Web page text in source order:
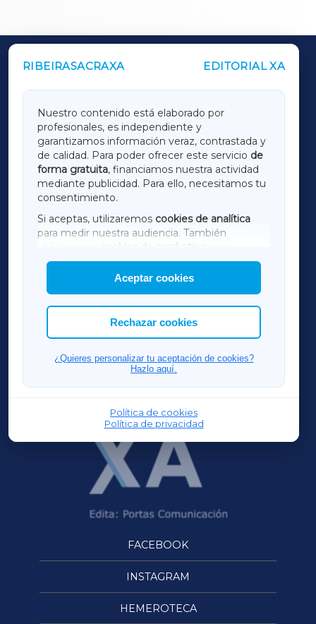
RIBEIRASACRAXA EDITORIAL XA
Nuestro contenido está elaborado por
profesionales, es independiente y
garantizamos información veraz, contrastada y
de calidad. Para poder ofrecer este servicio de
forma gratuita, financiamos nuestra actividad
mediante publicidad. Para ello, necesitamos tu
consentimiento.
Si aceptas, utilizaremos cookies de analítica
para medir nuestra audiencia. También
utilizaremos
cookies de marketing
mostrar publicidad de terceros.
Asimismo, puedes personalizar la elección de
las cookies que deseas permitir.
Aceptar cookies
Rechazar cookies
¿Quieres personalizar tu aceptación de cookies?
Hazlo aquí.
Política de cookies
Política de privacidad
OUTROS PERIÓDICOS
LUGOXA
TERRACHAXA
AMARIÑAXA
RIBEIRASACRAXA
ACORUÑAXA
FERROLXA
OURENSEXA
FACEBOOK
INSTAGRAM
HEMEROTECA